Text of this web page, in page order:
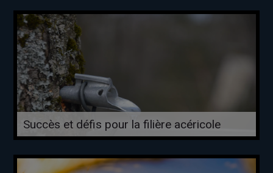
Succès et défis pour la filière acéricole